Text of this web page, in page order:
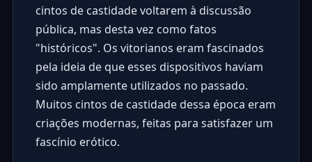
cintos de castidade voltarem à discussão
pública, mas desta vez como fatos
"históricos". Os vitorianos eram fascinados
pela ideia de que esses dispositivos haviam
sido amplamente utilizados no passado.
Muitos cintos de castidade dessa época eram
criações modernas, feitas para satisfazer um
fascínio erótico.